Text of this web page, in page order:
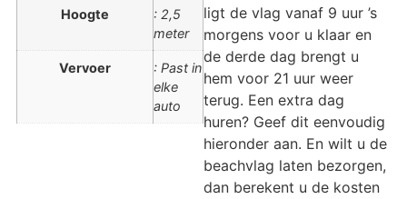
Hoogte
: 2,5
meter
Vervoer
: Past in
elke
auto
ligt de vlag vanaf 9 uur ’s
morgens voor u klaar en
de derde dag brengt u
hem voor 21 uur weer
terug. Een extra dag
huren? Geef dit eenvoudig
hieronder aan. En wilt u de
beachvlag laten bezorgen,
dan berekent u de kosten